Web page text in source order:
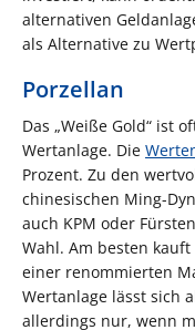
alternativen
als Alternative zu
Porzellan
Das „Weiße Gold“ ist
Wertanlage. Die
Prozent. Zu den
chinesischen Ming-
auch KPM oder
Wahl. Am besten
einer renommierten
Wertanlage lässt sich
allerdings nur, wenn